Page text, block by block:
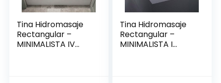
Tina Hidromasaje
Rectangular –
MINIMALISTA IV
Tina Hidromasaje
Rectangular –
MINIMALISTA I